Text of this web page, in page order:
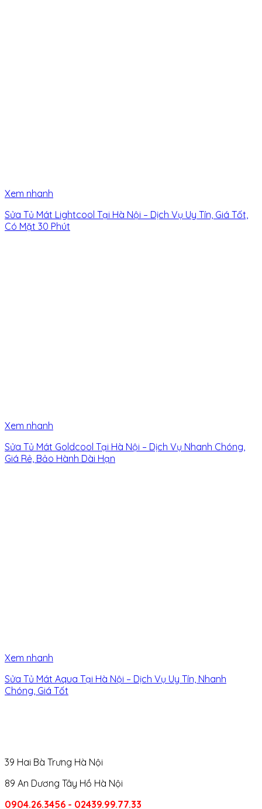
Xem nhanh
Sửa Tủ Mát Lightcool Tại Hà Nội – Dịch Vụ Uy Tín, Giá Tốt,
Có Mặt 30 Phút
Xem nhanh
Sửa Tủ Mát Goldcool Tại Hà Nội – Dịch Vụ Nhanh Chóng,
Giá Rẻ, Bảo Hành Dài Hạn
Xem nhanh
Sửa Tủ Mát Aqua Tại Hà Nội – Dịch Vụ Uy Tín, Nhanh
Chóng, Giá Tốt
39 Hai Bà Trưng Hà Nội
89 An Dương Tây Hồ Hà Nội
0904.26.3456 - 02439.99.77.33